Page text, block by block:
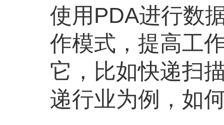
使用PDA进行数
作模式，提高工
它，比如快递扫
递行业为例，如